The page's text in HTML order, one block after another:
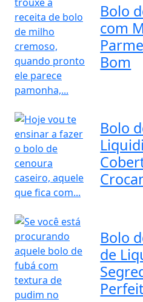
Bolo
com
Bom
Bolo
Bolo
de